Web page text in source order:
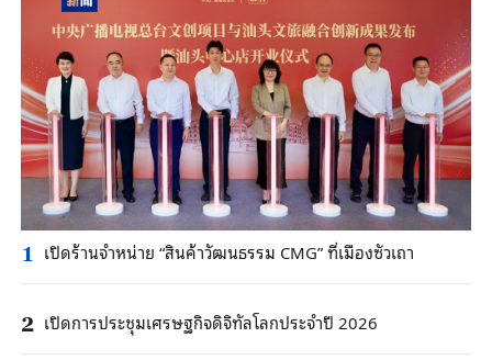
1 เปิดร้านจำหน่าย “สินค้าวัฒนธรรม CMG” ที่เมืองซัวเถา
2 เปิดการประชุมเศรษฐกิจดิจิทัลโลกประจำปี 2026